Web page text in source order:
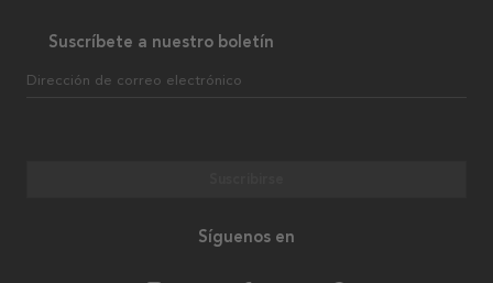
Suscríbete a nuestro boletín
Dirección de correo electrónico
Síguenos en